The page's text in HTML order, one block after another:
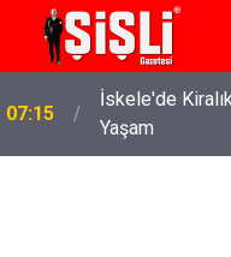
07:15
İskele'de
Yaşam